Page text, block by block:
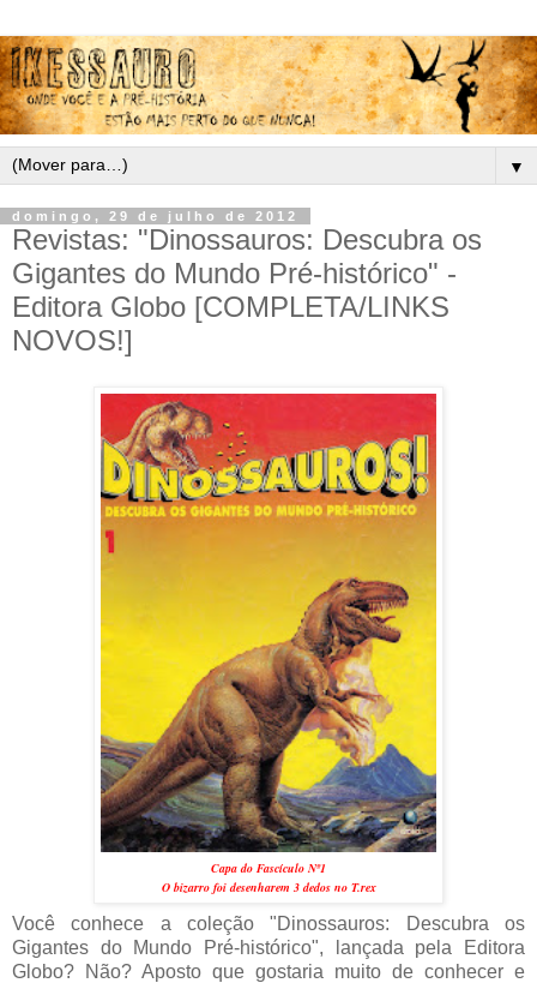
▼
domingo, 29 de julho de 2012
Revistas: "Dinossauros: Descubra os
Gigantes do Mundo Pré-histórico" -
Editora Globo [COMPLETA/LINKS
NOVOS!]
Capa do Fascículo Nº1
O bizarro foi desenharem 3 dedos no T.rex
Você conhece a coleção "Dinossauros: Descubra os
Gigantes do Mundo Pré-histórico", lançada pela Editora
Globo? Não? Aposto que gostaria muito de conhecer e